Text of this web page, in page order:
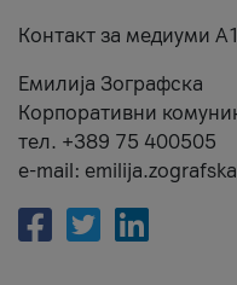
Контакт за медиуми
Емилија Зографска
Корпоративни
тел. +389 75 400505
e-mail: